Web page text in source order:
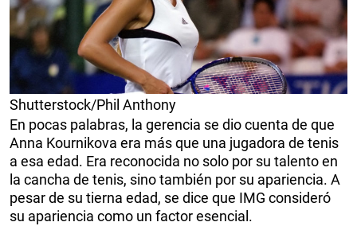
Shutterstock/Phil Anthony
En pocas palabras, la gerencia se dio cuenta de que
Anna Kournikova era más que una jugadora de tenis
a esa edad. Era reconocida no solo por su talento en
la cancha de tenis, sino también por su apariencia. A
pesar de su tierna edad, se dice que IMG consideró
su apariencia como un factor esencial.